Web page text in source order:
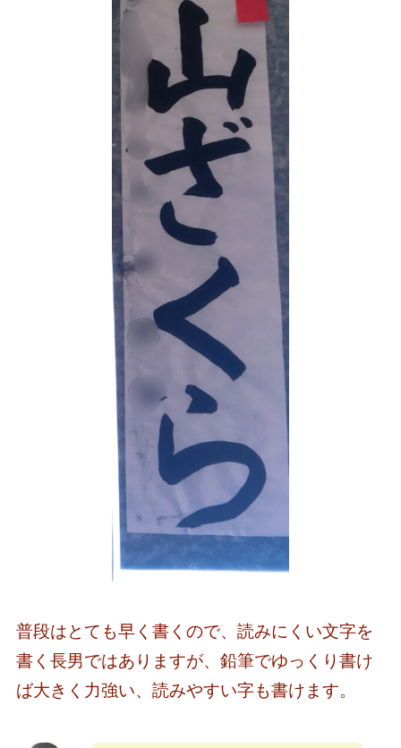
普段はとても早く書くので、読みにくい文字を
書く長男ではありますが、鉛筆でゆっくり書け
ば大きく力強い、読みやすい字も書けます。